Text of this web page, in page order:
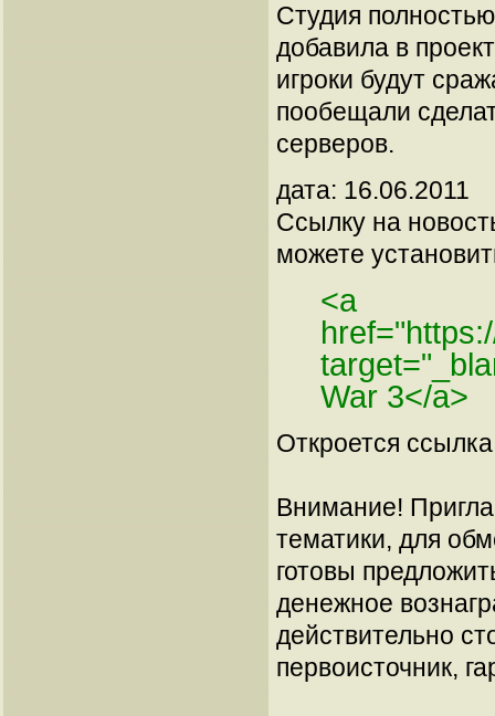
Студия
добавила в
игроки будут
пообещали
серверов.
дата: 16.06.2011
Ссылку на
можете
<a
War 3</a>
Откроется
Внимание!
тематики, для
готовы
денежное
действительно
первоисточник,